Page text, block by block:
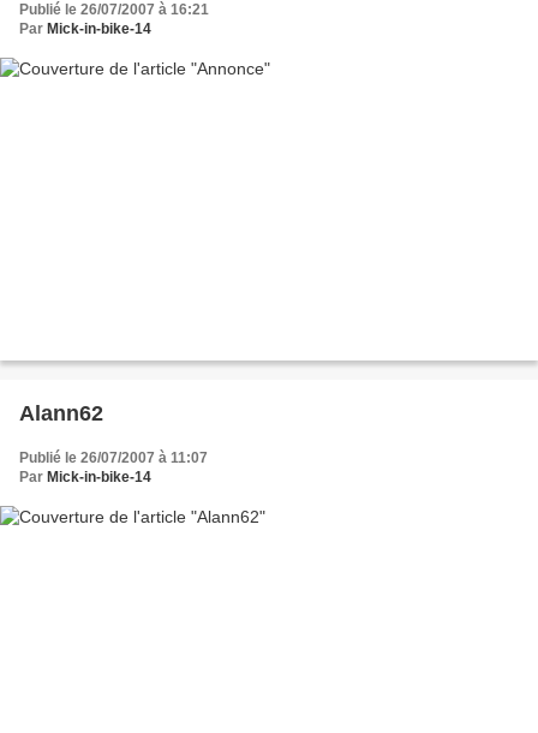
Publié le 26/07/2007 à 16:21
Par Mick-in-bike-14
Alann62
Publié le 26/07/2007 à 11:07
Par Mick-in-bike-14